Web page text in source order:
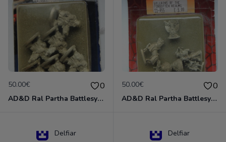
50.00€ 0
AD&D Ral Partha Battlesystem Miniatures Pack Iron Lord Dwarf Crossbowmen 11-854
50.00€ 0
AD&D Ral Partha Battlesystem Villains/Forgotten Realms 11-955 Miniatures
Delfiar Delfiar